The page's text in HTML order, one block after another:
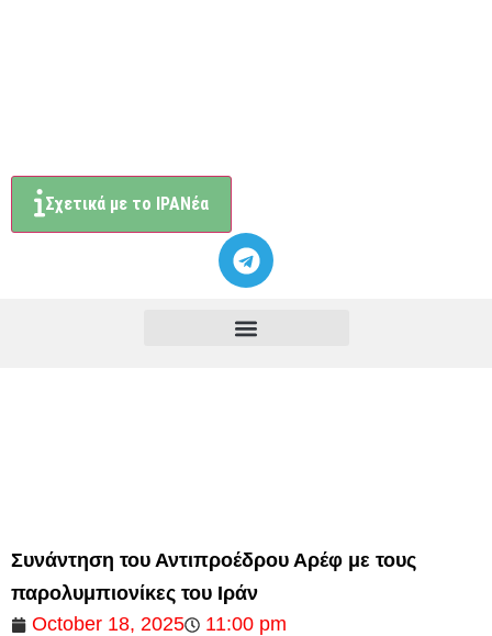
Σχετικά με το ΙΡΑΝέα
Συνάντηση του Αντιπροέδρου Αρέφ με τους
παρολυμπιονίκες του Ιράν
October 18, 2025
11:00 pm